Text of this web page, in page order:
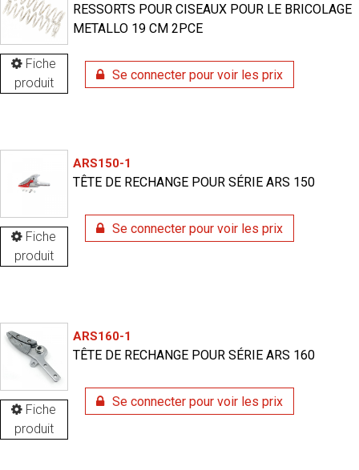
Fiche
produit
RESSORTS POUR CISEAUX POUR LE BRICOLAGE
METALLO 19 CM 2PCE
Se connecter pour voir les prix
Fiche
produit
ARS150-1
TÊTE DE RECHANGE POUR SÉRIE ARS 150
Se connecter pour voir les prix
Fiche
produit
ARS160-1
TÊTE DE RECHANGE POUR SÉRIE ARS 160
Se connecter pour voir les prix